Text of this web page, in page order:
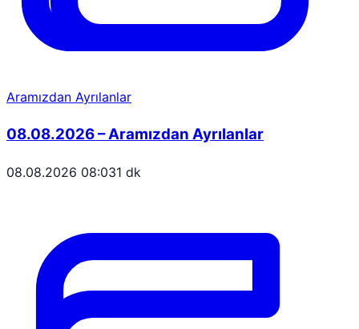
Aramızdan Ayrılanlar
08.08.2026 – Aramızdan Ayrılanlar
08.08.2026 08:031 dk